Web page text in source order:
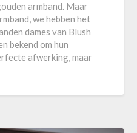
armband. Maar
we hebben het
dames van Blush
bekend om hun
afwerking, maar